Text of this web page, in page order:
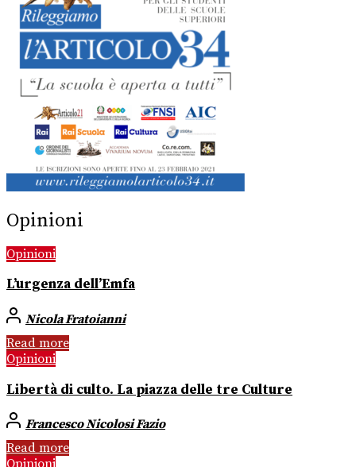
Opinioni
Opinioni
L’urgenza dell’Emfa
Nicola Fratoianni
Read more
Opinioni
Libertà di culto. La piazza delle tre Culture
Francesco Nicolosi Fazio
Read more